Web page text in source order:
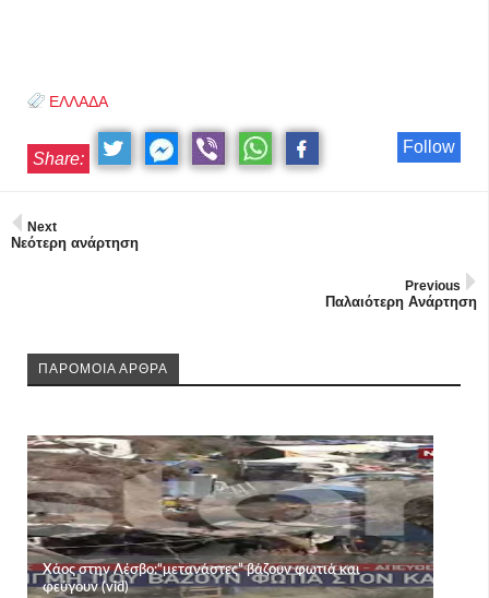
ΕΛΛΑΔΑ
Follow
Share:
Next
Νεότερη ανάρτηση
Previous
Παλαιότερη Ανάρτηση
ΠΑΡΟΜΟΙΑ ΑΡΘΡΑ